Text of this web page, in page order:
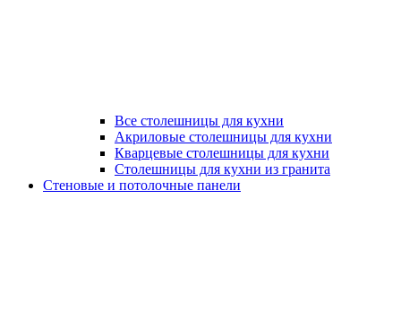
Все столешницы для кухни
Акриловые столешницы для кухни
Кварцевые столешницы для кухни
Столешницы для кухни из гранита
Стеновые и потолочные панели